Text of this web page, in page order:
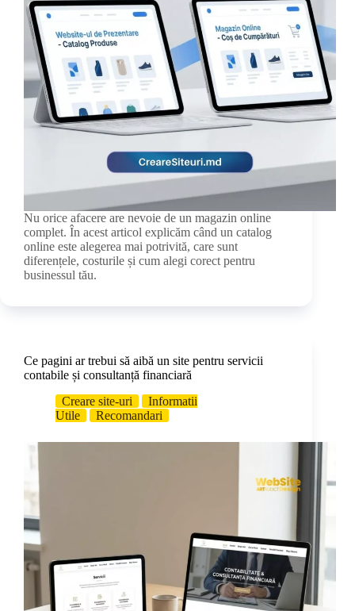
Nu orice afacere are nevoie de un magazin online
complet. În acest articol explicăm când un catalog
online este alegerea mai potrivită, care sunt
diferențele, costurile și cum alegi corect pentru
businessul tău.
Ce pagini ar trebui să aibă un site pentru servicii
contabile și consultanță financiară
Creare site-uri
Informatii
Utile
Recomandari